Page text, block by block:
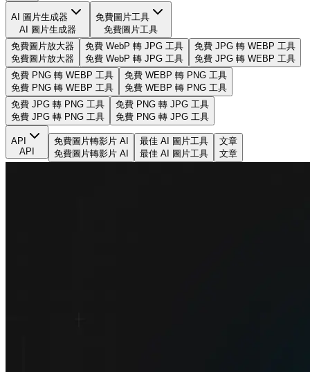
AI 圖片生成器
AI 圖片生成器
免費圖片工具
免費圖片工具
免費圖片放大器
免費圖片放大器
免費 WebP 轉 JPG 工具
免費 WebP 轉 JPG 工具
免費 JPG 轉 WEBP 工具
免費 JPG 轉 WEBP 工具
免費 PNG 轉 WEBP 工具
免費 PNG 轉 WEBP 工具
免費 WEBP 轉 PNG 工具
免費 WEBP 轉 PNG 工具
免費 JPG 轉 PNG 工具
免費 JPG 轉 PNG 工具
免費 PNG 轉 JPG 工具
免費 PNG 轉 JPG 工具
API
API
免費圖片轉影片 AI
免費圖片轉影片 AI
最佳 AI 圖片工具
最佳 AI 圖片工具
文章
文章